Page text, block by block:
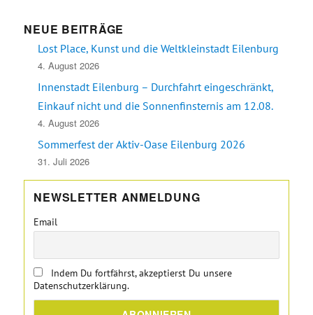
NEUE BEITRÄGE
Lost Place, Kunst und die Weltkleinstadt Eilenburg
4. August 2026
Innenstadt Eilenburg – Durchfahrt eingeschränkt,
Einkauf nicht und die Sonnenfinsternis am 12.08.
4. August 2026
Sommerfest der Aktiv-Oase Eilenburg 2026
31. Juli 2026
NEWSLETTER ANMELDUNG
Email
Indem Du fortfährst, akzeptierst Du unsere
Datenschutzerklärung.